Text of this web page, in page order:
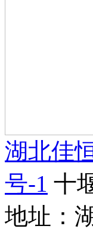
湖北佳
号-1 十
地址：